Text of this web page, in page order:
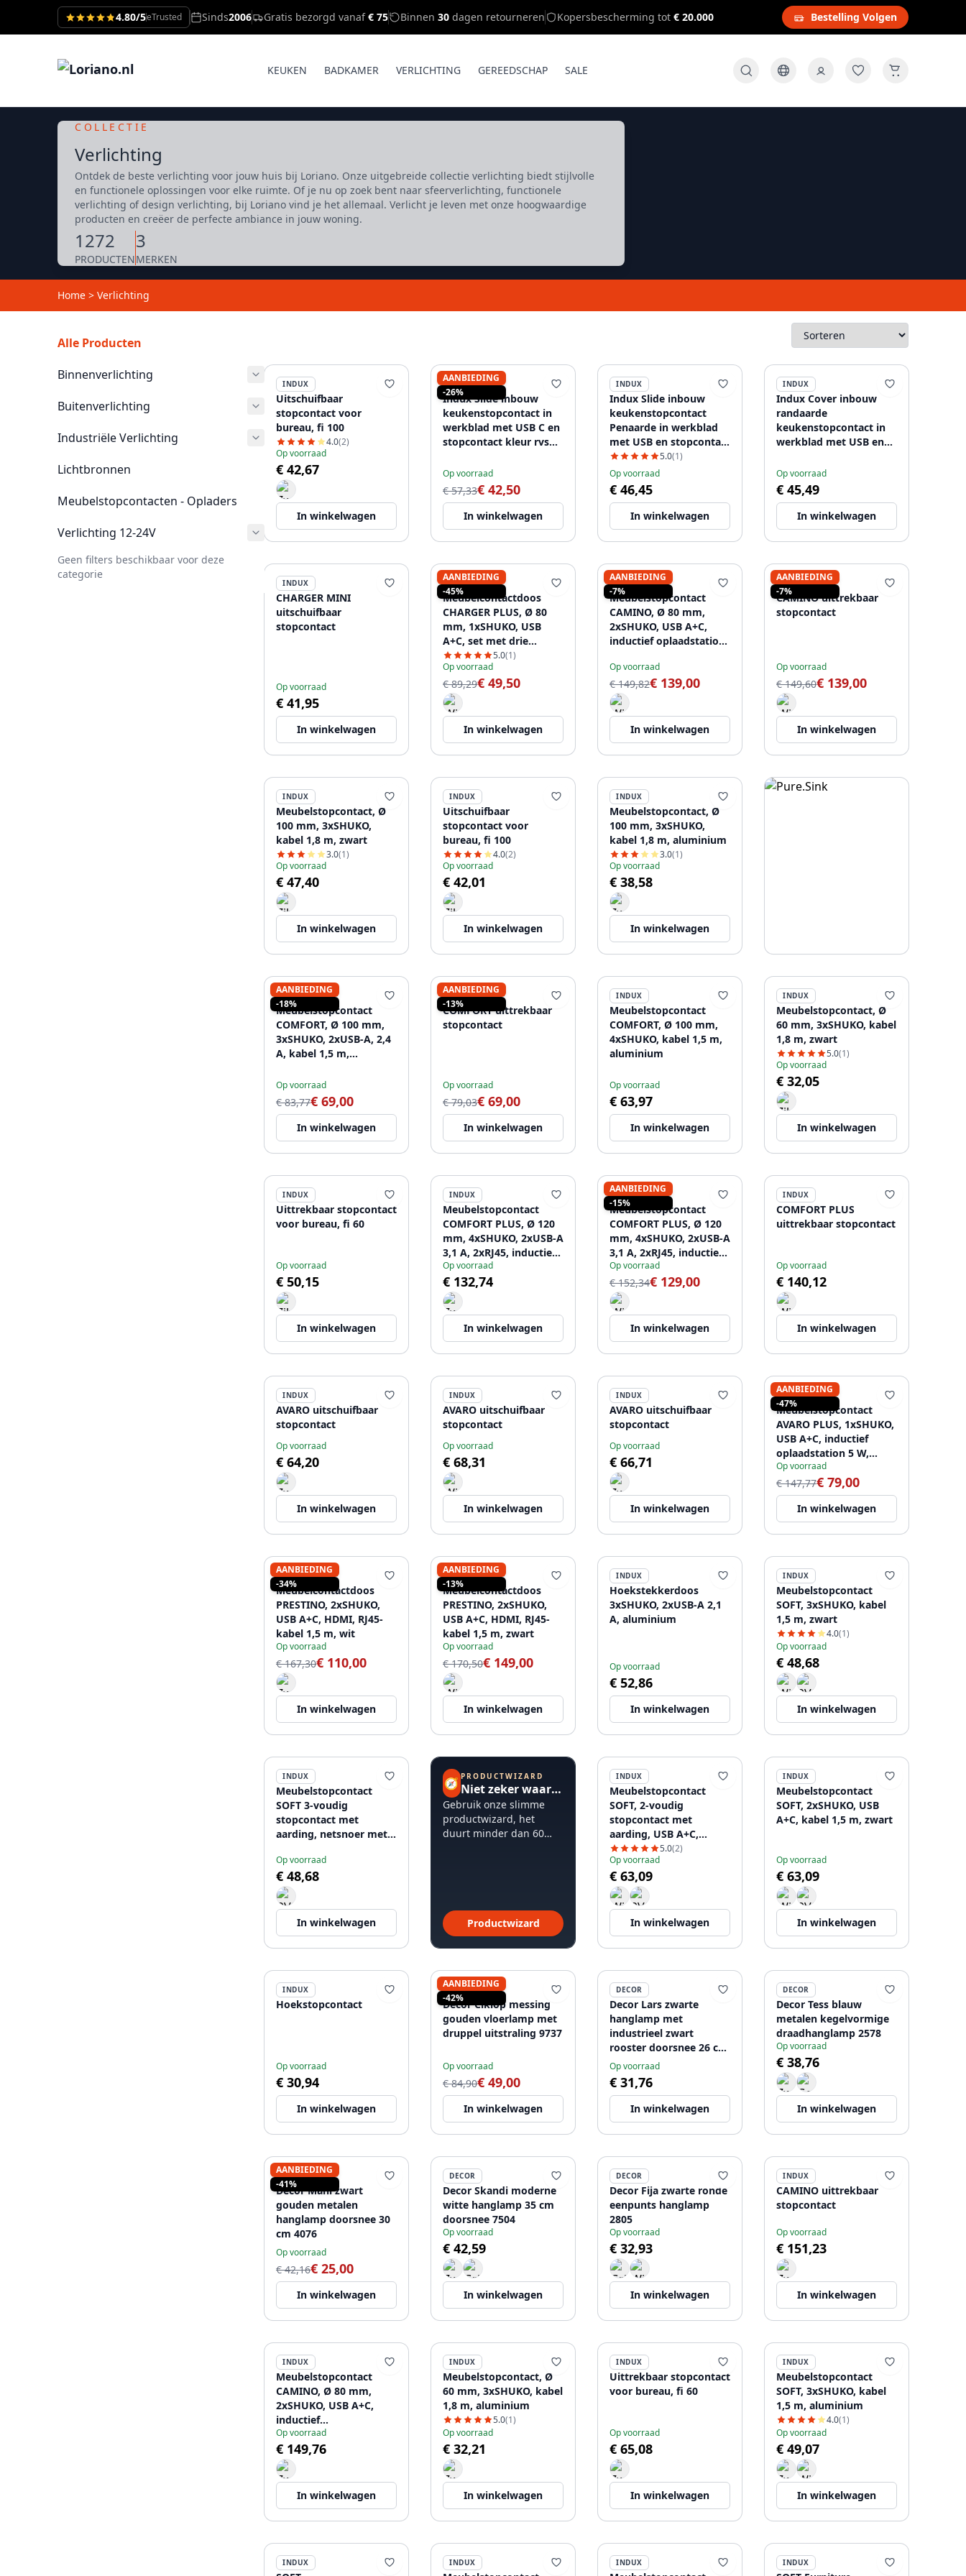
4.80/5eTrusted Sinds2006 Gratis bezorgd vanaf€ 75 Binnen 30 dagen retourneren Kopersbescherming tot € 20.000 Bestelling Volgen
KEUKEN BADKAMER VERLICHTING GEREEDSCHAP SALE
COLLECTIE
Verlichting
Ontdek de beste verlichting voor jouw huis bij Loriano. Onze uitgebreide collectie verlichting biedt stijlvolle
en functionele oplossingen voor elke ruimte. Of je nu op zoek bent naar sfeerverlichting, functionele
verlichting of design verlichting, bij Loriano vind je het allemaal. Verlicht je leven met onze hoogwaardige
producten en creëer de perfecte ambiance in jouw woning.
1272
PRODUCTEN
3
MERKEN
Home > Verlichting
Alle Producten
Binnenverlichting
Buitenverlichting
Industriële Verlichting
Lichtbronnen
Meubelstopcontacten - Opladers
Verlichting 12-24V
Geen filters beschikbaar voor deze
categorie
INDUX
Uitschuifbaar
stopcontact voor
bureau, fi 100
4.0(2)
Op voorraad
€ 42,67
In winkelwagen
AANBIEDING
-26%
INDUX
Indux Slide inbouw
keukenstopcontact in
werkblad met USB C en
stopcontact kleur rvs
Op voorraad
€ 57,33€ 42,50
In winkelwagen
INDUX
Indux Slide inbouw
keukenstopcontact
Penaarde in werkblad
met USB en stopcontact
kleur rvs 1208957392
5.0(1)
Op voorraad
€ 46,45
In winkelwagen
INDUX
Indux Cover inbouw
randaarde
keukenstopcontact in
werkblad met USB en
1208957393
Op voorraad
€ 45,49
In winkelwagen
INDUX
CHARGER MINI
uitschuifbaar
stopcontact
Op voorraad
€ 41,95
In winkelwagen
AANBIEDING
-45%
INDUX
Meubelcontactdoos
CHARGER PLUS, Ø 80
mm, 1xSHUKO, USB
A+C, set met drie
verwisselbare modules
(USB-A, HDMI, RJ45),
kabel 1,5 m, zwart
5.0(1)
Op voorraad
€ 89,29€ 49,50
In winkelwagen
AANBIEDING
-7%
INDUX
Meubelstopcontact
CAMINO, Ø 80 mm,
2xSHUKO, USB A+C,
inductief oplaadstation
Op voorraad
€ 149,82€ 139,00
In winkelwagen
AANBIEDING
-7%
INDUX
CAMINO uittrekbaar
stopcontact
Op voorraad
€ 149,60€ 139,00
In winkelwagen
INDUX
Meubelstopcontact, Ø
100 mm, 3xSHUKO,
kabel 1,8 m, zwart
3.0(1)
Op voorraad
€ 47,40
In winkelwagen
INDUX
Uitschuifbaar
stopcontact voor
bureau, fi 100
4.0(2)
Op voorraad
€ 42,01
In winkelwagen
INDUX
Meubelstopcontact, Ø
100 mm, 3xSHUKO,
kabel 1,8 m, aluminium
3.0(1)
Op voorraad
€ 38,58
In winkelwagen
AANBIEDING
-18%
INDUX
Meubelstopcontact
COMFORT, Ø 100 mm,
3xSHUKO, 2xUSB-A, 2,4
A, kabel 1,5 m,
Op voorraad
€ 83,77€ 69,00
In winkelwagen
AANBIEDING
-13%
INDUX
COMFORT uittrekbaar
stopcontact
Op voorraad
€ 79,03€ 69,00
In winkelwagen
INDUX
Meubelstopcontact
COMFORT, Ø 100 mm,
4xSHUKO, kabel 1,5 m,
aluminium
Op voorraad
€ 63,97
In winkelwagen
INDUX
Meubelstopcontact, Ø
60 mm, 3xSHUKO, kabel
1,8 m, zwart
5.0(1)
Op voorraad
€ 32,05
In winkelwagen
INDUX
Uittrekbaar stopcontact
voor bureau, fi 60
Op voorraad
€ 50,15
In winkelwagen
INDUX
Meubelstopcontact
COMFORT PLUS, Ø 120
mm, 4xSHUKO, 2xUSB-A
3,1 A, 2xRJ45, inductief
oplaadapparaat 5 W,
kabel 1,5 m, wit
Op voorraad
€ 132,74
In winkelwagen
AANBIEDING
-15%
INDUX
Meubelstopcontact
COMFORT PLUS, Ø 120
mm, 4xSHUKO, 2xUSB-A
3,1 A, 2xRJ45, inductief
oplaadapparaat 5 W,
kabel 1,5 m, zwart
Op voorraad
€ 152,34€ 129,00
In winkelwagen
INDUX
COMFORT PLUS
uittrekbaar stopcontact
Op voorraad
€ 140,12
In winkelwagen
INDUX
AVARO uitschuifbaar
stopcontact
Op voorraad
€ 64,20
In winkelwagen
INDUX
AVARO uitschuifbaar
stopcontact
Op voorraad
€ 68,31
In winkelwagen
INDUX
AVARO uitschuifbaar
stopcontact
Op voorraad
€ 66,71
In winkelwagen
AANBIEDING
-47%
INDUX
Meubelstopcontact
AVARO PLUS, 1xSHUKO,
USB A+C, inductief
oplaadstation 5 W,
kabel 1,5 m, zwart
Op voorraad
€ 147,77€ 79,00
In winkelwagen
AANBIEDING
-34%
INDUX
Meubelcontactdoos
PRESTINO, 2xSHUKO,
USB A+C, HDMI, RJ45-
kabel 1,5 m, wit
Op voorraad
€ 167,30€ 110,00
In winkelwagen
AANBIEDING
-13%
INDUX
Meubelcontactdoos
PRESTINO, 2xSHUKO,
USB A+C, HDMI, RJ45-
kabel 1,5 m, zwart
Op voorraad
€ 170,50€ 149,00
In winkelwagen
INDUX
Hoekstekkerdoos
3xSHUKO, 2xUSB-A 2,1
A, aluminium
Op voorraad
€ 52,86
In winkelwagen
INDUX
Meubelstopcontact
SOFT, 3xSHUKO, kabel
1,5 m, zwart
4.0(1)
Op voorraad
€ 48,68
In winkelwagen
INDUX
Meubelstopcontact
SOFT 3-voudig
stopcontact met
aarding, netsnoer met
Op voorraad
€ 48,68
In winkelwagen
🧭 PRODUCTWIZARD
Niet zeker waar te beginnen?
Gebruik onze slimme
productwizard, het
duurt minder dan 60
Productwizard
INDUX
Meubelstopcontact
SOFT, 2-voudig
stopcontact met
aarding, USB A+C,
netsnoer met stekker,
zwart
5.0(2)
Op voorraad
€ 63,09
In winkelwagen
INDUX
Meubelstopcontact
SOFT, 2xSHUKO, USB
A+C, kabel 1,5 m, zwart
Op voorraad
€ 63,09
In winkelwagen
INDUX
Hoekstopcontact
Op voorraad
€ 30,94
In winkelwagen
AANBIEDING
-42%
DECOR
Decor Ciklop messing
gouden vloerlamp met
druppel uitstraling 9737
Op voorraad
€ 84,90€ 49,00
In winkelwagen
DECOR
Decor Lars zwarte
hanglamp met
industrieel zwart
rooster doorsnee 26 cm
2233
Op voorraad
€ 31,76
In winkelwagen
DECOR
Decor Tess blauw
metalen kegelvormige
draadhanglamp 2578
Op voorraad
€ 38,76
In winkelwagen
AANBIEDING
-41%
DECOR
Decor Mani zwart
gouden metalen
hanglamp doorsnee 30
cm 4076
Op voorraad
€ 42,16€ 25,00
In winkelwagen
DECOR
Decor Skandi moderne
witte hanglamp 35 cm
doorsnee 7504
Op voorraad
€ 42,59
In winkelwagen
DECOR
Decor Fija zwarte ronde
eenpunts hanglamp
2805
Op voorraad
€ 32,93
In winkelwagen
INDUX
CAMINO uittrekbaar
stopcontact
Op voorraad
€ 151,23
In winkelwagen
INDUX
Meubelstopcontact
CAMINO, Ø 80 mm,
2xSHUKO, USB A+C,
inductief
oplaadapparaat 10 W,
kabel 1,5 m, wit
Op voorraad
€ 149,76
In winkelwagen
INDUX
Meubelstopcontact, Ø
60 mm, 3xSHUKO, kabel
1,8 m, aluminium
5.0(1)
Op voorraad
€ 32,21
In winkelwagen
INDUX
Uittrekbaar stopcontact
voor bureau, fi 60
Op voorraad
€ 65,08
In winkelwagen
INDUX
Meubelstopcontact
SOFT, 3xSHUKO, kabel
1,5 m, aluminium
4.0(1)
Op voorraad
€ 49,07
In winkelwagen
INDUX INDUX INDUX INDUX